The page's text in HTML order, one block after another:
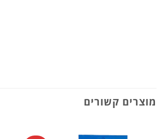
מוצרים קשורים